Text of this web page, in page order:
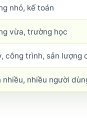
nhỏ, kế toán
vừa, trường học
công trình, sản lượng
nhiều, nhiều người